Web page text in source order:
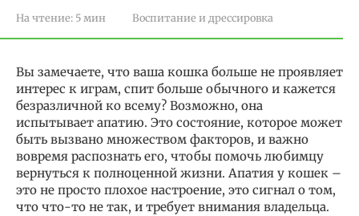
На чтение: 5 мин Воспитание и дрессировка
Вы замечаете, что ваша кошка больше не проявляет
интерес к играм, спит больше обычного и кажется
безразличной ко всему? Возможно, она
испытывает апатию. Это состояние, которое может
быть вызвано множеством факторов, и важно
вовремя распознать его, чтобы помочь любимцу
вернуться к полноценной жизни. Апатия у кошек –
это не просто плохое настроение, это сигнал о том,
что что-то не так, и требует внимания владельца.